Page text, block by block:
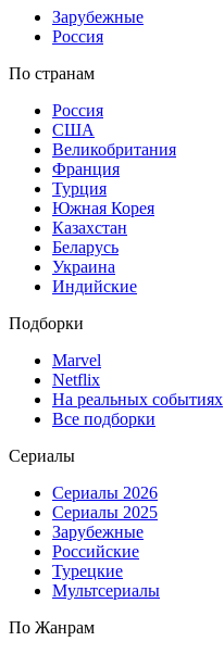
Зарубежные
Россия
По странам
Россия
США
Великобритания
Франция
Турция
Южная Корея
Казахстан
Беларусь
Украина
Индийские
Подборки
Marvel
Netflix
На реальных событиях
Все подборки
Сериалы
Сериалы 2026
Сериалы 2025
Зарубежные
Российские
Турецкие
Мультсериалы
По Жанрам